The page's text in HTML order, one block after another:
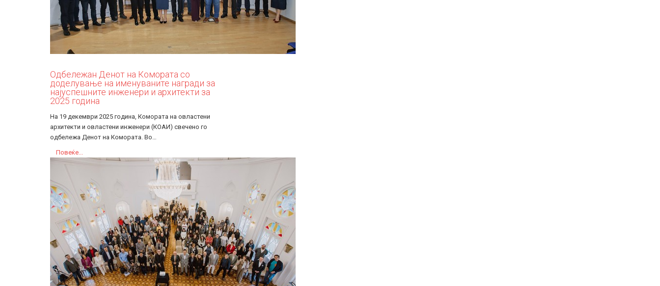
Одбележан Денот на Комората со
доделување на именуваните награди за
најуспешните инженери и архитекти за
2025 година
На 19 декември 2025 година, Комората на овластени
архитекти и овластени инженери (КОАИ) свечено го
одбележа Денот на Комората. Во…
Повеќе...